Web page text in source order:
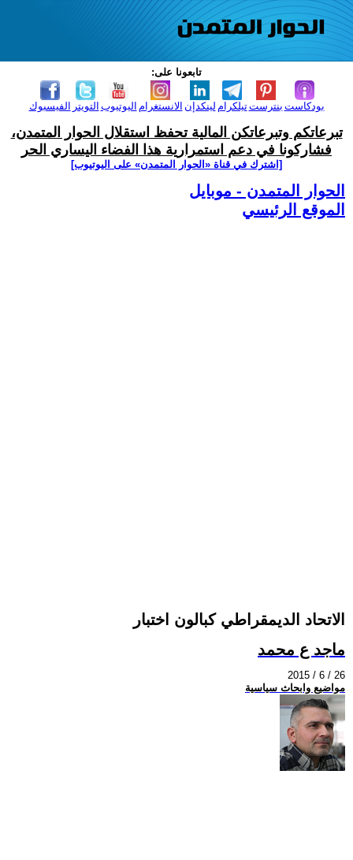
تابعونا على:
الفيسبوك التويتر اليوتيوب الانستغرام لينكدإن تيلكرامبنترست بودكاست
تبرعاتكم وتبرعاتكن المالية تحفظ استقلال الحوار المتمدن،
فشاركونا في دعم استمرارية هذا الفضاء اليساري الحر
[اشترك في قناة ‫«الحوار المتمدن» على اليوتيوب]
الحوار المتمدن - موبايل
الموقع الرئيسي
الاتحاد الديمقراطي كبالون اختبار
ماجد ع محمد
2015 / 6 / 26
مواضيع وابحاث سياسية